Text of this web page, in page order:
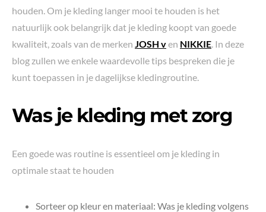
houden. Om je kleding langer mooi te houden is het
natuurlijk ook belangrijk dat je kleding koopt van goede
kwaliteit, zoals van de merken JOSH ven NIKKIE . In deze
blog zullen we enkele waardevolle tips bespreken die je
kunt toepassen in je dagelijkse kledingroutine.
Was je kleding met zorg
Een goede was routine is essentieel om je kleding in
optimale staat te houden
Sorteer op kleur en materiaal: Was je kleding volgens